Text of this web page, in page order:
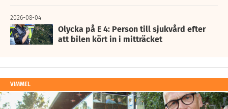
2026-08-04
Olycka på E 4: Person till sjukvård efter
att bilen kört in i mitträcket
VIMMEL